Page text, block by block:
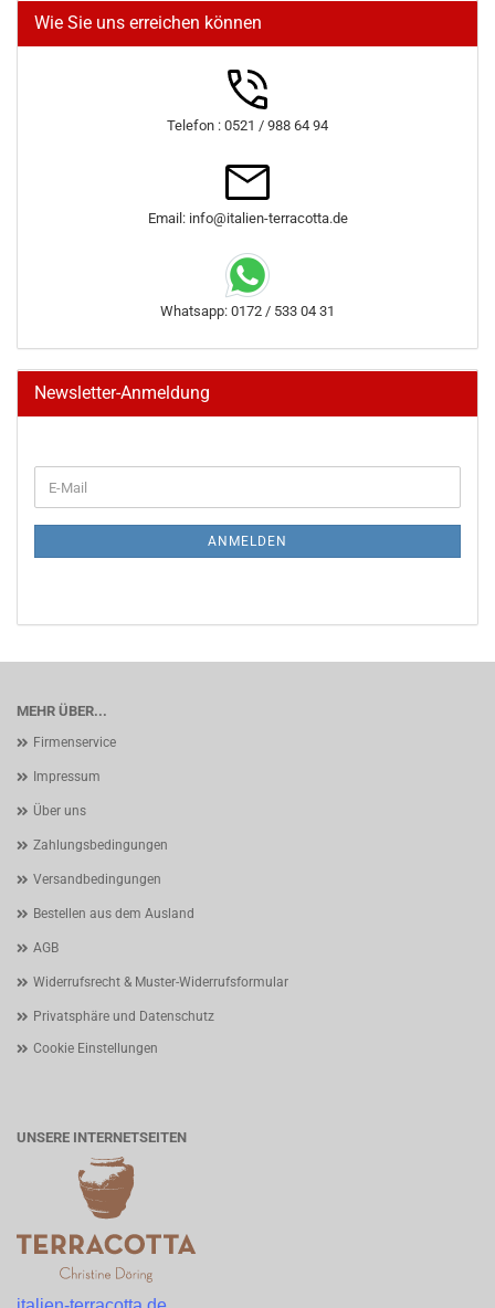
Wie Sie uns erreichen können
Telefon : 0521 / 988 64 94
Email: info@italien-terracotta.de
Whatsapp: 0172 / 533 04 31
Newsletter-Anmeldung
ZUR
E-
Mail
ANMELDEN
MEHR ÜBER...
Firmenservice
Impressum
Über uns
Zahlungsbedingungen
Versandbedingungen
Bestellen aus dem Ausland
AGB
Widerrufsrecht & Muster-Widerrufsformular
Privatsphäre und Datenschutz
Cookie Einstellungen
UNSERE INTERNETSEITEN